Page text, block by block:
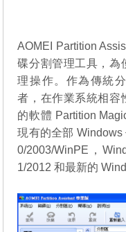
AOMEI Partition
碟分割管理工具，為
理操作。作為傳統
者，在作業系統相容
的軟體 Partition
現有的全部
0/2003/WinPE，
1/2012 和最新的